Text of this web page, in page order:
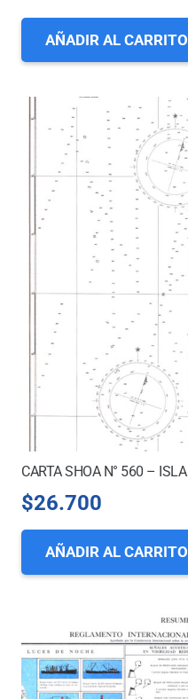
AÑADIR AL CARRITO
$26.700
AÑADIR AL CARRITO